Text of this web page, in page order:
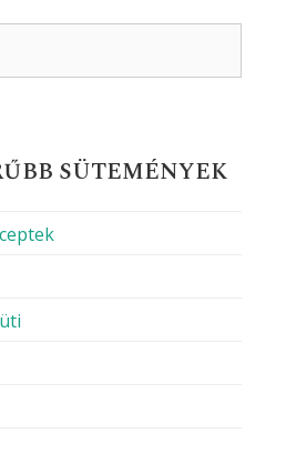
és weboldalcímem
a következő